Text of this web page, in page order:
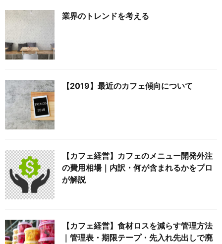
業界のトレンドを考える
【2019】最近のカフェ傾向について
【カフェ経営】カフェのメニュー開発外注
の費用相場｜内訳・何が含まれるかをプロ
が解説
【カフェ経営】食材ロスを減らす管理方法
｜管理表・期限テープ・先入れ先出しで廃